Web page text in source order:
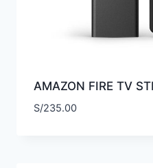
AMAZON FIRE TV
S/235.00